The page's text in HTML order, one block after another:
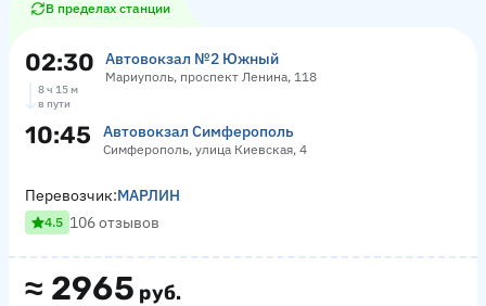
В пределах станции
02:30 Автовокзал №2 Южный
Мариуполь, проспект Ленина, 118
8 ч 15 м
в пути
10:45 Автовокзал Симферополь
Симферополь, улица Киевская, 4
≈ 2965 руб.
Перевозчик:МАРЛИН
4.5 106 отзывов